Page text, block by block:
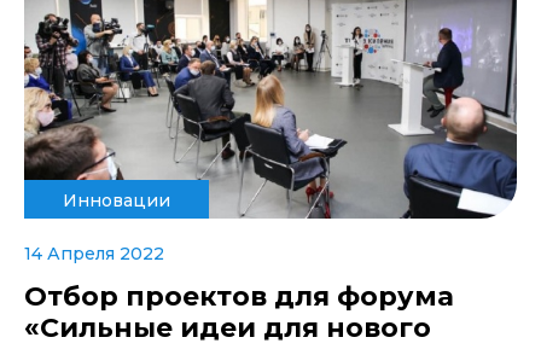
Инновации
14 Апреля 2022
Отбор проектов для форума
«Сильные идеи для нового